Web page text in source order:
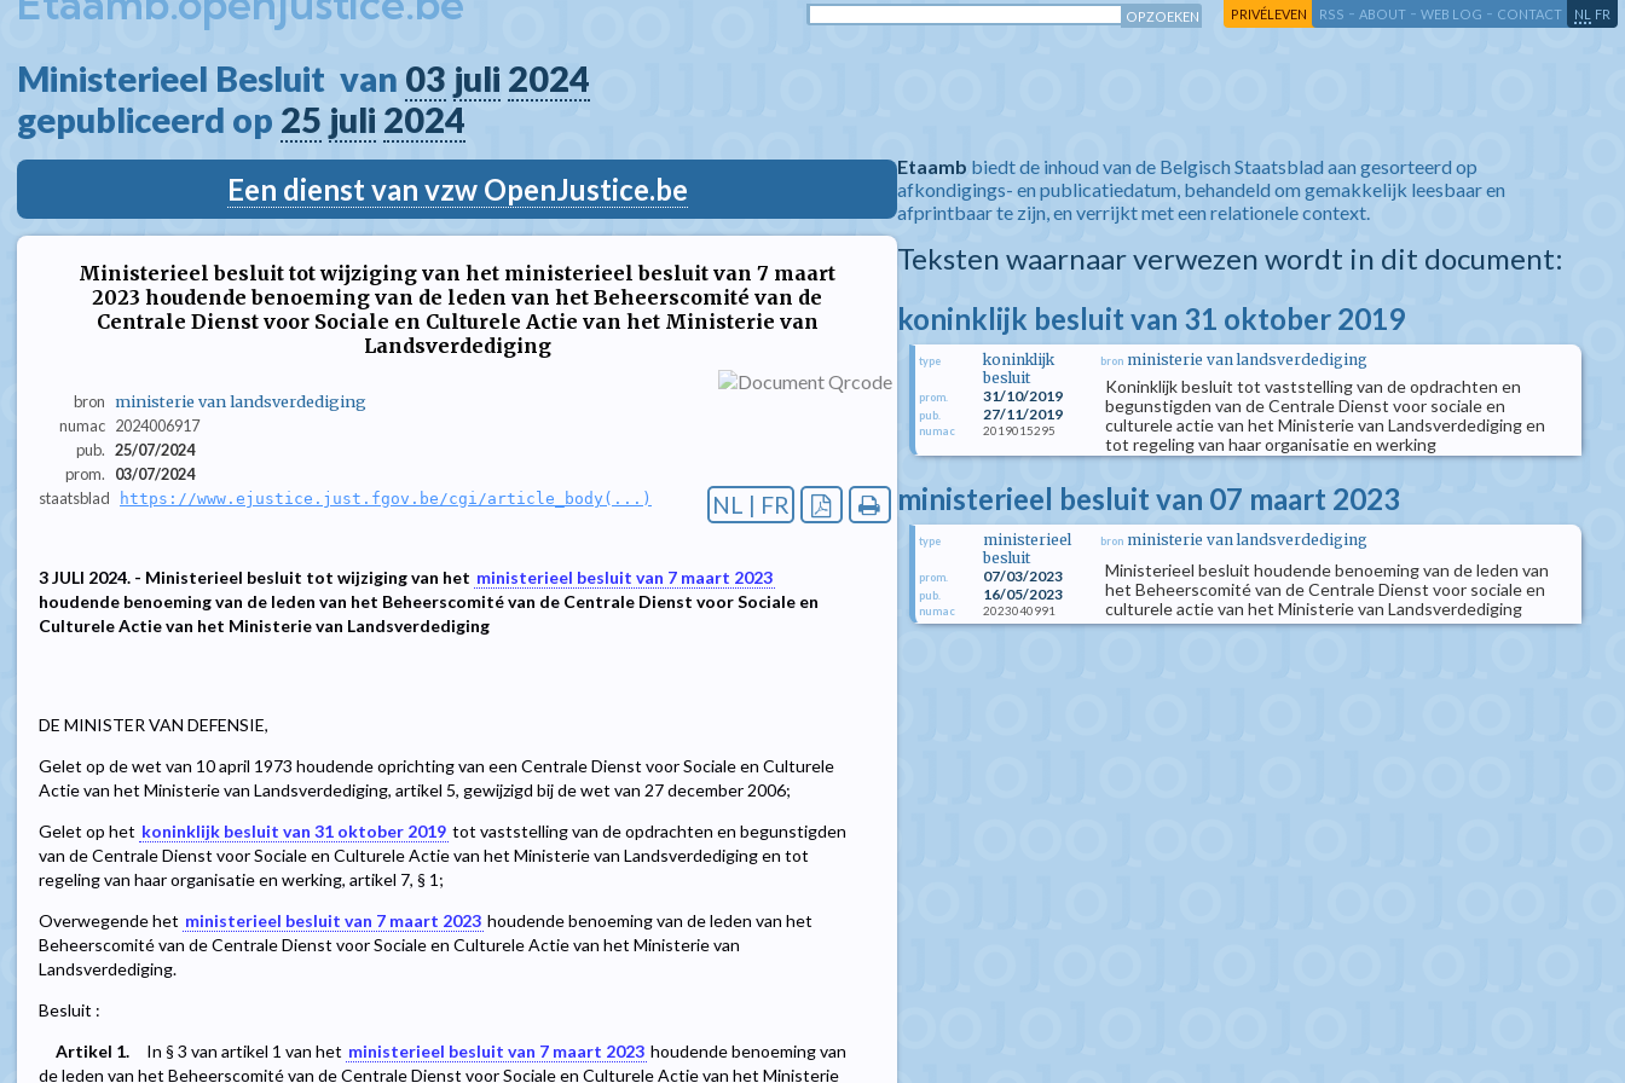
PRIVÉLEVEN RSS - ABOUT - WEB LOG - CONTACT NL FR
Ministerieel Besluit  van 03 juli 2024
gepubliceerd op 25 juli 2024
Een dienst van vzw OpenJustice.be
Ministerieel besluit tot wijziging van het ministerieel besluit van 7 maart
2023 houdende benoeming van de leden van het Beheerscomité van de
Centrale Dienst voor Sociale en Culturele Actie van het Ministerie van
Landsverdediging
bron ministerie van landsverdediging
numac 2024006917
pub. 25/07/2024
prom.
03/07/2024
staatsblad
https://www.ejustice.just.fgov.be/cgi/article_body(...) NL | FR
3 JULI 2024. - Ministerieel besluit tot wijziging van het ministerieel besluit van 7 maart 2023
houdende benoeming van de leden van het Beheerscomité van de Centrale Dienst voor Sociale en
Culturele Actie van het Ministerie van Landsverdediging
DE MINISTER VAN DEFENSIE,
Gelet op de wet van 10 april 1973 houdende oprichting van een Centrale Dienst voor Sociale en Culturele
Actie van het Ministerie van Landsverdediging, artikel 5, gewijzigd bij de wet van 27 december 2006;
Gelet op het koninklijk besluit van 31 oktober 2019 tot vaststelling van de opdrachten en begunstigden
van de Centrale Dienst voor Sociale en Culturele Actie van het Ministerie van Landsverdediging en tot
regeling van haar organisatie en werking, artikel 7, § 1;
Overwegende het ministerieel besluit van 7 maart 2023 houdende benoeming van de leden van het
Beheerscomité van de Centrale Dienst voor Sociale en Culturele Actie van het Ministerie van
Landsverdediging.
Besluit :
Artikel 1.
In § 3 van artikel 1 van het ministerieel besluit van 7 maart 2023 houdende benoeming van
de leden van het Beheerscomité van de Centrale Dienst voor Sociale en Culturele Actie van het Ministerie
Etaamb biedt de inhoud van de Belgisch Staatsblad aan gesorteerd op
afkondigings- en publicatiedatum, behandeld om gemakkelijk leesbaar en
afprintbaar te zijn, en verrijkt met een relationele context.
Teksten waarnaar verwezen wordt in dit document:
koninklijk besluit van 31 oktober 2019
type
koninklijk
besluit
prom. 31/10/2019
pub. 27/11/2019
numac 2019015295
bron ministerie van landsverdediging
Koninklijk besluit tot vaststelling van de opdrachten en
begunstigden van de Centrale Dienst voor sociale en
culturele actie van het Ministerie van Landsverdediging en
tot regeling van haar organisatie en werking
ministerieel besluit van 07 maart 2023
type
ministerieel
besluit
prom. 07/03/2023
pub. 16/05/2023
numac 2023040991
bron ministerie van landsverdediging
Ministerieel besluit houdende benoeming van de leden van
het Beheerscomité van de Centrale Dienst voor sociale en
culturele actie van het Ministerie van Landsverdediging